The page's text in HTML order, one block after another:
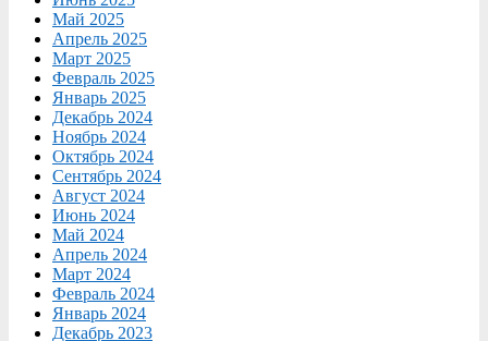
Май 2025
Апрель 2025
Март 2025
Февраль 2025
Январь 2025
Декабрь 2024
Ноябрь 2024
Октябрь 2024
Сентябрь 2024
Август 2024
Июнь 2024
Май 2024
Апрель 2024
Март 2024
Февраль 2024
Январь 2024
Декабрь 2023